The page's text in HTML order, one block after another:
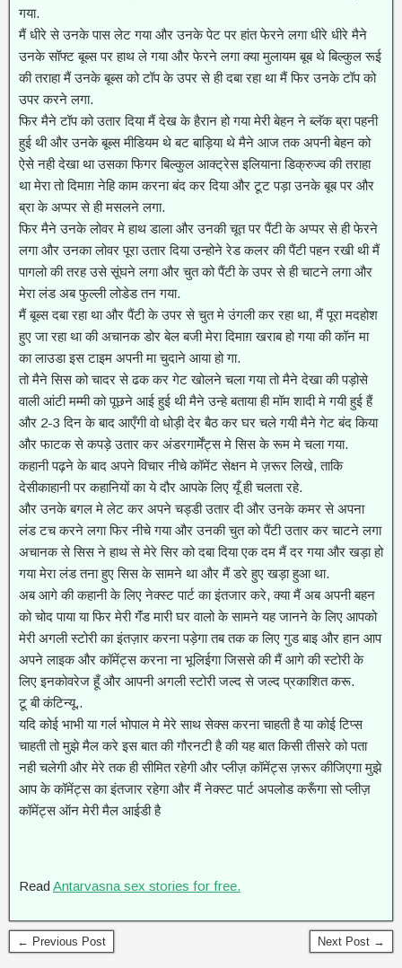
गया.
मैं धीरे से उनके पास लेट गया और उनके पेट पर हांत फेरने लगा धीरे धीरे मैने
उनके सॉफ्ट बूब्स पर हाथ ले गया और फेरने लगा क्या मुलायम बूब थे बिल्कुल रूई
की तराहा मैं उनके बूब्स को टॉप के उपर से ही दबा रहा था मैं फिर उनके टॉप को
उपर करने लगा.
फिर मैने टॉप को उतार दिया मैं देख के हैरान हो गया मेरी बेहन ने ब्लॅक ब्रा पहनी
हुई थी और उनके बूब्स मीडियम थे बट बाड़िया थे मैने आज तक अपनी बेहन को
ऐसे नही देखा था उसका फिगर बिल्कुल आक्ट्रेस इलियाना डिक्रुज्व की तराहा
था मेरा तो दिमाग़ नेहि काम करना बंद कर दिया और टूट पड़ा उनके बूब पर और
ब्रा के अप्पर से ही मसलने लगा.
फिर मैने उनके लोवर मे हाथ डाला और उनकी चूत पर पैंटी के अप्पर से ही फेरने
लगा और उनका लोवर पूरा उतार दिया उन्होने रेड कलर की पैंटी पहन रखी थी मैं
पागलो की तरह उसे सूंघने लगा और चुत को पैंटी के उपर से ही चाटने लगा और
मेरा लंड अब फुल्ली लोडेड तन गया.
मैं बूब्स दबा रहा था और पैंटी के उपर से चुत मे उंगली कर रहा था, मैं पूरा मदहोश
हुए जा रहा था की अचानक डोर बेल बजी मेरा दिमाग़ खराब हो गया की कॉन मा
का लाउडा इस टाइम अपनी मा चुदाने आया हो गा.
तो मैने सिस को चादर से ढक कर गेट खोलने चला गया तो मैने देखा की पड़ोसे
वाली आंटी मम्मी को पूछने आई हुई थी मैने उन्हे बताया ही मॉम शादी मे गयी हुई हैं
और 2-3 दिन के बाद आएँगी वो धोड़ी देर बैठ कर घर चले गयी मैने गेट बंद किया
और फाटक से कपड़े उतार कर अंडरगार्मेंट्स मे सिस के रूम मे चला गया.
कहानी पढ़ने के बाद अपने विचार नीचे कॉमेंट सेक्षन मे ज़रूर लिखे, ताकि
देसीकाहानी पर कहानियों का ये दौर आपके लिए यूँ ही चलता रहे.
और उनके बगल मे लेट कर अपने चड्डी उतार दी और उनके कमर से अपना
लंड टच करने लगा फिर नीचे गया और उनकी चुत को पैंटी उतार कर चाटने लगा
अचानक से सिस ने हाथ से मेरे सिर को दबा दिया एक दम मैं दर गया और खड़ा हो
गया मेरा लंड तना हुए सिस के सामने था और मैं डरे हुए खड़ा हुआ था.
अब आगे की कहानी के लिए नेक्स्ट पार्ट का इंतजार करे, क्या मैं अब अपनी बहन
को चोद पाया या फिर मेरी गॅंड मारी घर वालो के सामने यह जानने के लिए आपको
मेरी अगली स्टोरी का इंतज़ार करना पड़ेगा तब तक क लिए गुड बाइ और हान आप
अपने लाइक और कॉमेंट्स करना ना भूलिईगा जिससे की मैं आगे की स्टोरी के
लिए इनकोवरेज हूँ और आपनी अगली स्टोरी जल्द से जल्द प्रकाशित करू.
टू बी कंटिन्यू..
यदि कोई भाभी या गर्ल भोपाल मे मेरे साथ सेक्स करना चाहती है या कोई टिप्स
चाहती तो मुझे मैल करे इस बात की गौरनटी है की यह बात किसी तीसरे को पता
नही चलेगी और मेरे तक ही सीमित रहेगी और प्लीज़ कॉमेंट्स ज़रूर कीजिएगा मुझे
आप के कॉमेंट्स का इंतजार रहेगा और मैं नेक्स्ट पार्ट अपलोड करूँगा सो प्लीज़
कॉमेंट्स ऑन मेरी मैल आईडी है
Read Antarvasna sex stories for free.
← Previous Post Next Post →